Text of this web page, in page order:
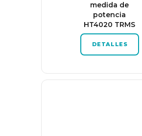
medida de
potencia
HT4020 TRMS
DETALLES